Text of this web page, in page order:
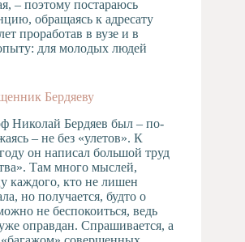
– поэтому постараюсь
обращаясь к адресату
проработав в вузе и в
для молодых людей
Бердяеву
Николай Бердяев был – по-
– не без «улетов». К
он написал большой труд
Там много мыслей,
каждого, кто не лишен
но получается, будто о
не беспокоиться, ведь
оправдан. Спрашивается, а